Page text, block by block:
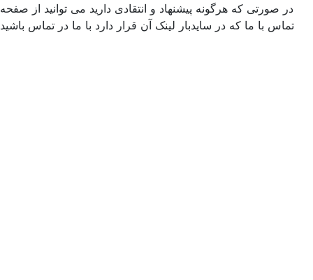
که هرگونه پیشنهاد و انتقادی دارید می توانید از صفحه
ما که در سایدبار لینک آن قرار دارد با ما در تماس باشید